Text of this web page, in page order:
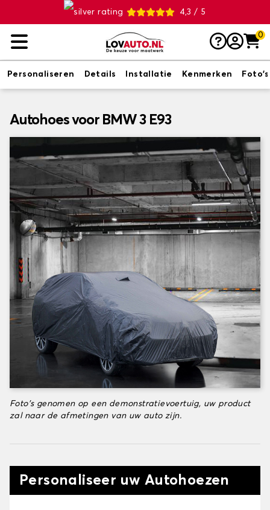
4,3 / 5
0
Personaliseren Details Installatie Kenmerken Foto's
Autohoes voor BMW 3 E93
Foto's genomen op een demonstratievoertuig, uw product
zal naar de afmetingen van uw auto zijn.
Personaliseer uw Autohoezen